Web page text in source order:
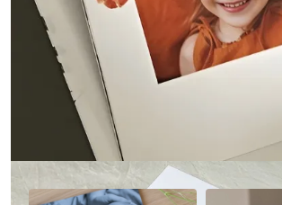
Другие стили